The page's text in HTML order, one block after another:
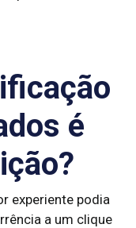
é
experiente podia
a um clique